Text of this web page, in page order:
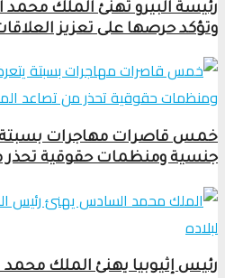
رئيسة البيرو تهنئ الملك
وتؤكد حرصها على تعزيز العلاقات
خمس قاصرات مهاجرات بسبتة
جنسية ومنظمات حقوقية تحذر
رئيس إثيوبيا يهنئ الملك